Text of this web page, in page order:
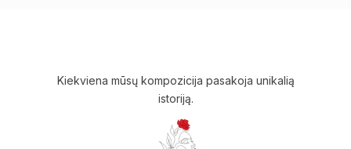
Kiekviena mūsų kompozicija pasakoja unikalią
istoriją.